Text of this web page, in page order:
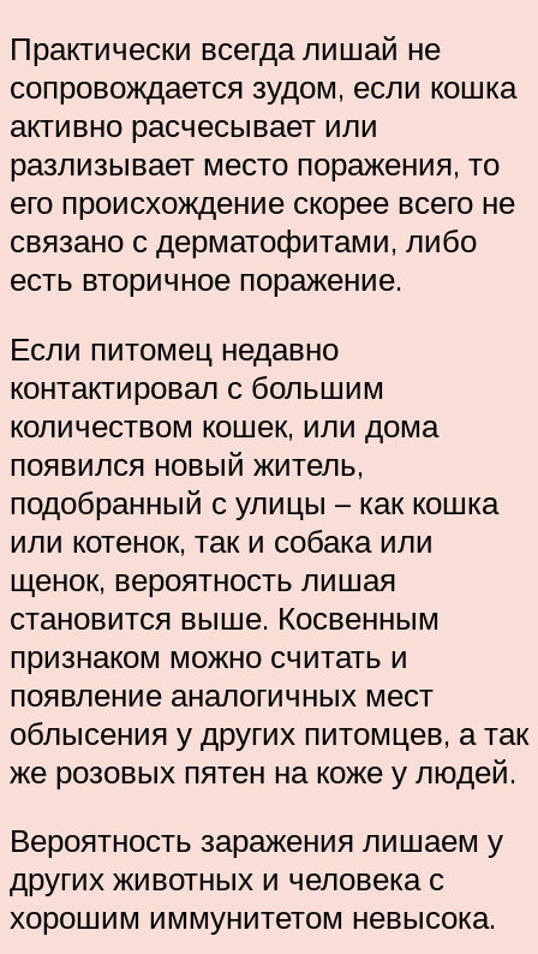
Практически всегда лишай не
сопровождается зудом, если кошка
активно расчесывает или
разлизывает место поражения, то
его происхождение скорее всего не
связано с дерматофитами, либо
есть вторичное поражение.
Если питомец недавно
контактировал с большим
количеством кошек, или дома
появился новый житель,
подобранный с улицы – как кошка
или котенок, так и собака или
щенок, вероятность лишая
становится выше. Косвенным
признаком можно считать и
появление аналогичных мест
облысения у других питомцев, а так
же розовых пятен на коже у людей.
Вероятность заражения лишаем у
других животных и человека с
хорошим иммунитетом невысока.